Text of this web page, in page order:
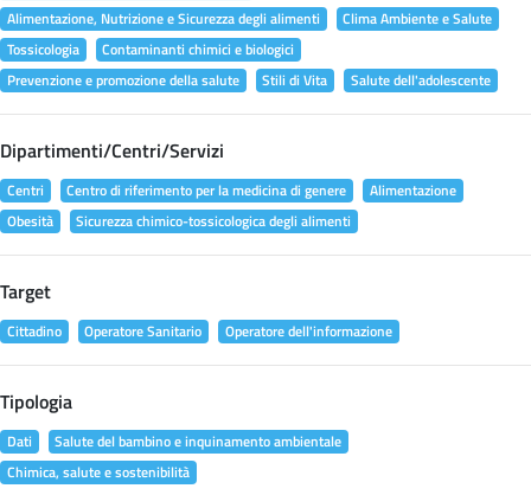
Alimentazione, Nutrizione e Sicurezza degli alimenti
Clima Ambiente e Salute
Tossicologia
Contaminanti chimici e biologici
Prevenzione e promozione della salute
Stili di Vita Salute dell'adolescente
Dipartimenti/Centri/Servizi
Centri Centro di riferimento per la medicina di genere
Alimentazione
Obesità
Sicurezza chimico-tossicologica degli alimenti
Target
Cittadino Operatore Sanitario Operatore dell'informazione
Tipologia
Dati
Salute del bambino e inquinamento ambientale
Chimica, salute e sostenibilità